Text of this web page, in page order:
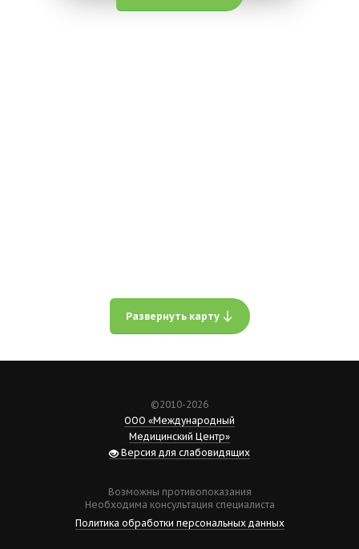
Развернуть карту
©2010-2026
ООО «Международный
Медицинский Центр»
Версия для слабовидящих
Возможны противопоказания
Необходима консультация специалиста
Политика обработки персональных данных